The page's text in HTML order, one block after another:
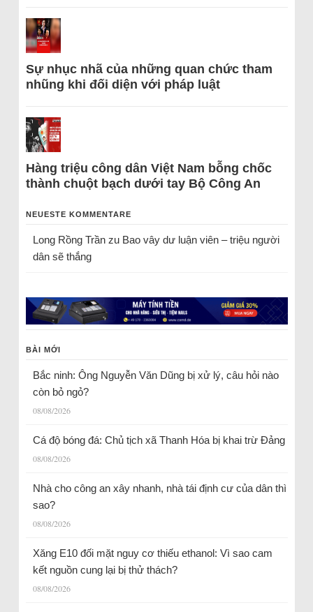
Sự nhục nhã của những quan chức tham
nhũng khi đối diện với pháp luật
Hàng triệu công dân Việt Nam bỗng chốc
thành chuột bạch dưới tay Bộ Công An
NEUESTE KOMMENTARE
Long Rồng Trầnzu Bao vây dư luận viên – triệu người
dân sẽ thắng
BÀI MỚI
Bắc ninh: Ông Nguyễn Văn Dũng bị xử lý, câu hỏi nào
còn bỏ ngỏ?
08/08/2026
Cá độ bóng đá: Chủ tịch xã Thanh Hóa bị khai trừ Đảng
08/08/2026
Nhà cho công an xây nhanh, nhà tái định cư của dân thì
sao?
08/08/2026
Xăng E10 đối mặt nguy cơ thiếu ethanol: Vì sao cam
kết nguồn cung lại bị thử thách?
08/08/2026